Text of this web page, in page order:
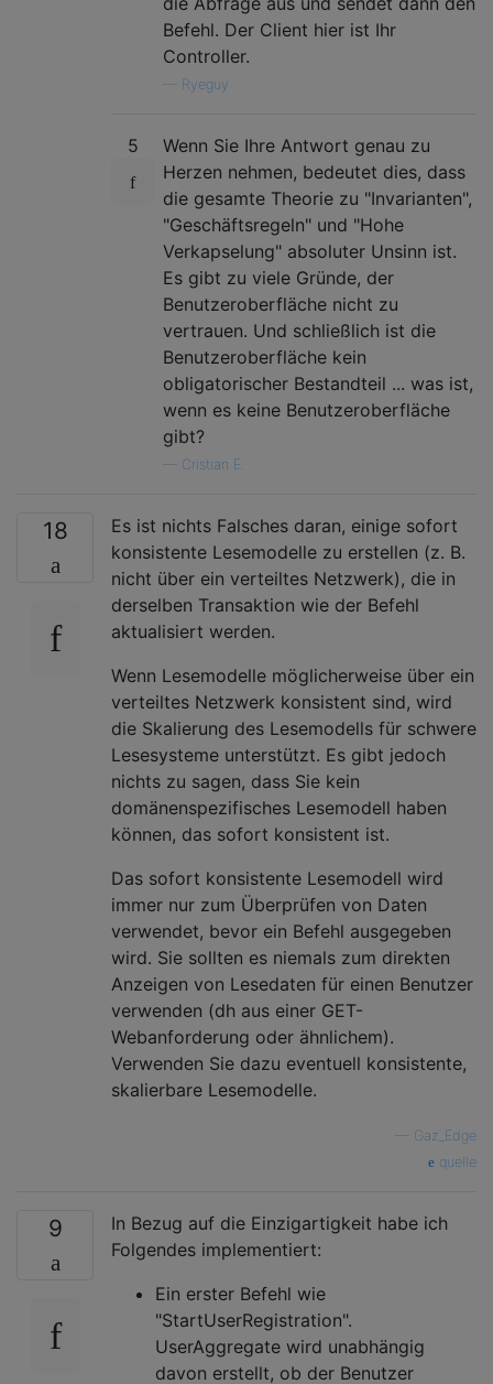
Befehl. Der Client hier ist Ihr
Controller.
Ryeguy
5
Wenn Sie Ihre Antwort genau zu
Herzen nehmen, bedeutet dies, dass
die gesamte Theorie zu "Invarianten",
"Geschäftsregeln" und "Hohe
Verkapselung" absoluter Unsinn ist.
Es gibt zu viele Gründe, der
Benutzeroberfläche nicht zu
vertrauen. Und schließlich ist die
Benutzeroberfläche kein
obligatorischer Bestandteil ... was ist,
wenn es keine Benutzeroberfläche
gibt?
Cristian E.
18
Es ist nichts Falsches daran, einige sofort
konsistente Lesemodelle zu erstellen (z. B.
nicht über ein verteiltes Netzwerk), die in
derselben Transaktion wie der Befehl
aktualisiert werden.
Wenn Lesemodelle möglicherweise über ein
verteiltes Netzwerk konsistent sind, wird
die Skalierung des Lesemodells für schwere
Lesesysteme unterstützt. Es gibt jedoch
nichts zu sagen, dass Sie kein
domänenspezifisches Lesemodell haben
können, das sofort konsistent ist.
Das sofort konsistente Lesemodell wird
immer nur zum Überprüfen von Daten
verwendet, bevor ein Befehl ausgegeben
wird. Sie sollten es niemals zum direkten
Anzeigen von Lesedaten für einen Benutzer
verwenden (dh aus einer GET-
Webanforderung oder ähnlichem).
Verwenden Sie dazu eventuell konsistente,
skalierbare Lesemodelle.
Gaz_Edge
quelle
9
In Bezug auf die Einzigartigkeit habe ich
Folgendes implementiert:
Ein erster Befehl wie
"StartUserRegistration".
UserAggregate wird unabhängig
davon erstellt, ob der Benutzer